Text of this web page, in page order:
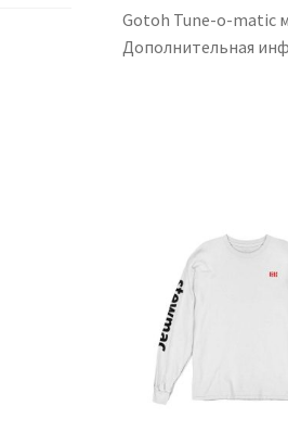
Gotoh Tune-o-matic
Дополнительная